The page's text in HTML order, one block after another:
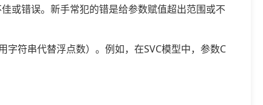
或错误。新手常犯的错是给参数赋值超出范围或不
符串代替浮点数）。例如，在SVC模型中，参数C